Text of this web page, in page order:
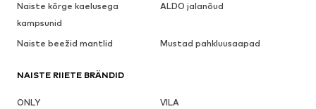
Naiste kõrge kaelusega
kampsunid
ALDO jalanõud
Naiste beežid mantlid Mustad pahkluusaapad
NAISTE RIIETE BRÄNDID
ONLY
VILA